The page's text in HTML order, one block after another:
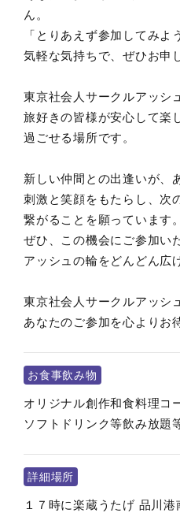
ん。
「とりあえず参加してみよ
気軽な気持ちで、ぜひお申
東京社会人サークルアッシ
旅好きの皆様が安心して楽
過ごせる場所です。
新しい仲間との出逢いが、
刺激と笑顔をもたらし、次
繋がることを願っています。
ぜひ、この機会にご参加い
アッシュの輪をどんどん広
東京社会人サークルアッシ
あなたのご参加を心よりお
お食事飲み物
オリジナル創作和食料理コ
ソフトドリンク等飲み放題
詳細場所
１７時に楽蔵うたげ 品川